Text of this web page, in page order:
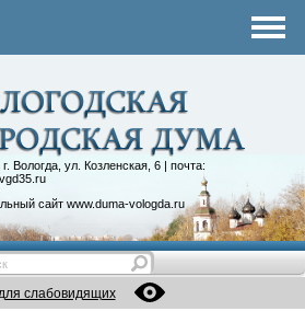
г. Вологда, ул. Козленская, 6 | почта:
сайт www.duma-vologda.ru
объединения
слабовидящих